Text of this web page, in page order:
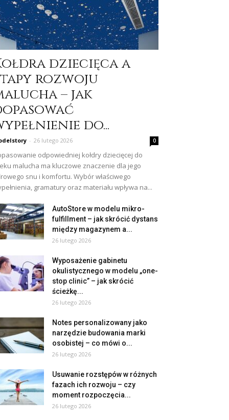
dziecięca a
rozwoju
– jak
do...
- 26 lutego 2026 0
odpowiedniej kołdry dziecięcej do
malucha ma kluczowe znaczenie dla jego
snu i komfortu. Wybór właściwego
gramatury oraz materiału wpływa na...
AutoStore w modelu mikro-
fulfillment – jak skrócić dystans
między magazynem a...
26 lutego 2026
Wyposażenie gabinetu
okulistycznego w modelu „one-
stop clinic” – jak skrócić
ścieżkę...
26 lutego 2026
Notes personalizowany jako
narzędzie budowania marki
osobistej – co mówi o...
26 lutego 2026
Usuwanie rozstępów w różnych
fazach ich rozwoju – czy
moment rozpoczęcia...
26 lutego 2026